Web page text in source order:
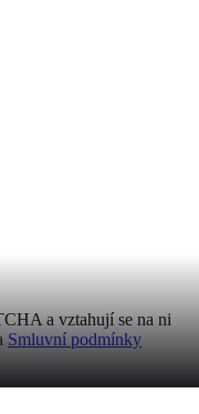
a vztahují se na ni
Smluvní podmínky